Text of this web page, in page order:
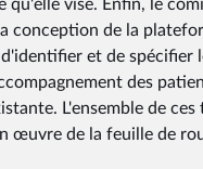
vise. Enfin, le
conception de la
et de
des
L'ensemble de
œuvre de la feuille de